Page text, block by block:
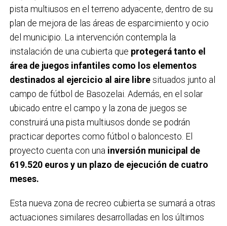
pista multiusos en el terreno adyacente, dentro de su
plan de mejora de las áreas de esparcimiento y ocio
del municipio. La intervención contempla la
instalación de una cubierta que protegerá tanto el
área de juegos infantiles como los elementos
destinados al ejercicio al aire libresituados junto al
campo de fútbol de Basozelai. Además, en el solar
ubicado entre el campo y la zona de juegos se
construirá una pista multiusos donde se podrán
practicar deportes como fútbol o baloncesto. El
proyecto cuenta con una inversión municipal de
619.520 euros y un plazo de ejecución de cuatro
meses.
Esta nueva zona de recreo cubierta se sumará a otras
actuaciones similares desarrolladas en los últimos